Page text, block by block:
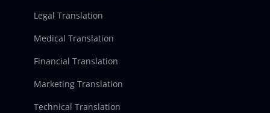
Legal Translation
Medical Translation
Financial Translation
Marketing Translation
Technical Translation